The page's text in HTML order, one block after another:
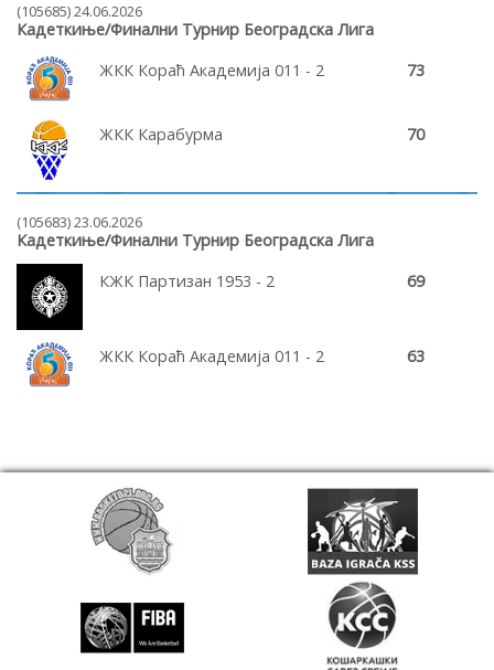
(105685) 24.06.2026
Кадеткиње/Финални Турнир Београдска Лига
ЖКК Кораћ Академија 011 - 2
73
ЖКК Карабурма 70
(105683) 23.06.2026
Кадеткиње/Финални Турнир Београдска Лига
КЖК Партизан 1953 - 2
69
ЖКК Кораћ Академија 011 - 2 63